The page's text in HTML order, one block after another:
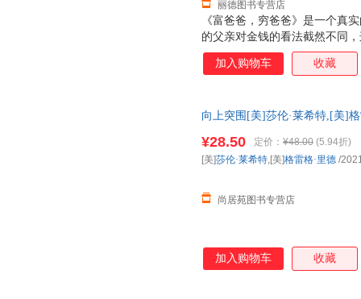
《富爸爸，穷爸爸》是一个真
的父亲对金钱的看法截然不同
朋友的父亲的建议，也就是书
奴隶，要让金钱为我们工作，
丽德图书专营店
加入购物车 收藏
向上突围[美]莎伦·莱希特,[美]
¥28.50 定价： ¥48.00 (5.94折)
尚居苑图书专营店
[美]莎伦·莱希特,[美]格雷格·里德 /
加入购物车 收藏